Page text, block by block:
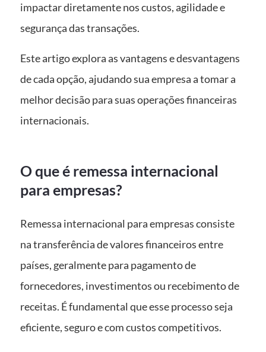
impactar diretamente nos custos, agilidade e
segurança das transações.
Este artigo explora as vantagens e desvantagens
de cada opção, ajudando sua empresa a tomar a
melhor decisão para suas operações financeiras
internacionais.
O que é remessa internacional
para empresas?
Remessa internacional para empresas consiste
na transferência de valores financeiros entre
países, geralmente para pagamento de
fornecedores, investimentos ou recebimento de
receitas. É fundamental que esse processo seja
eficiente, seguro e com custos competitivos.